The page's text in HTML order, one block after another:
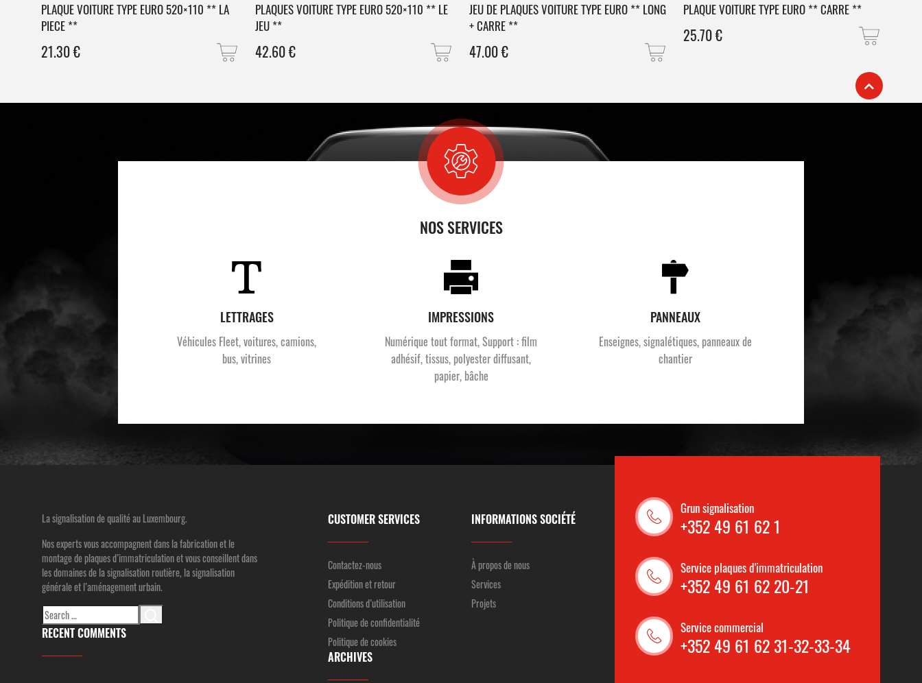
PLAQUE VOITURE TYPE EURO 520×110 ** LA
PIECE **
21.30€
PLAQUES VOITURE TYPE EURO 520×110 ** LE
JEU **
42.60€
JEU DE PLAQUES VOITURE TYPE EURO ** LONG
+ CARRE **
47.00€
PLAQUE VOITURE TYPE EURO ** CARRE **
25.70€
NOS SERVICES
LETTRAGES
Véhicules Fleet, voitures, camions,
bus, vitrines
IMPRESSIONS
Numérique tout format, Support : film
adhésif, tissus, polyester diffusant,
papier, bâche
PANNEAUX
Enseignes, signalétiques, panneaux de
chantier
La signalisation de qualité au Luxembourg.
Nos experts vous accompagnent dans la fabrication et le
montage de plaques d’immatriculation et vous conseillent dans
les domaines de la signalisation routière, la signalisation
générale et l’aménagement urbain.
Search
for:
RECENT COMMENTS
CUSTOMER SERVICES
Contactez-nous
Expédition et retour
Conditions d’utilisation
Politique de confidentialité
Politique de cookies
ARCHIVES
INFORMATIONS SOCIÉTÉ
À propos de nous
Services
Projets
Grun signalisation
+352 49 61 62 1
Service plaques d'immatriculation
+352 49 61 62 20-21
Service commercial
+352 49 61 62 31-32-33-34